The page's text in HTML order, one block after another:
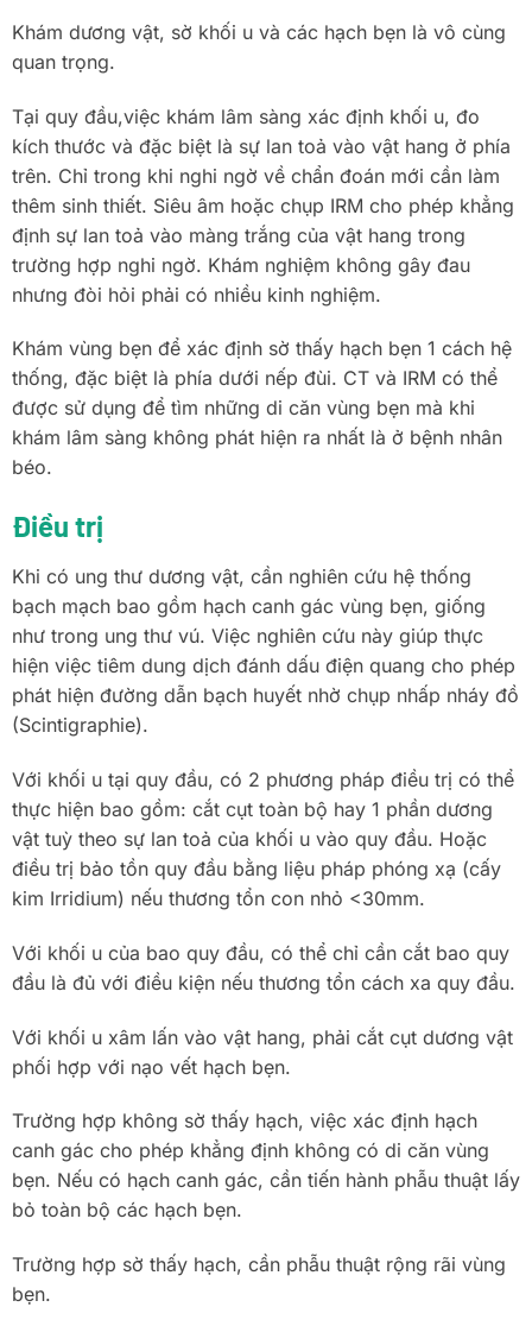
Khám dương vật, sờ khối u và các hạch bẹn là vô cùng
quan trọng.
Tại quy đầu,việc khám lâm sàng xác định khối u, đo
kích thước và đặc biệt là sự lan toả vào vật hang ở phía
trên. Chỉ trong khi nghi ngờ về chẩn đoán mới cần làm
thêm sinh thiết. Siêu âm hoặc chụp IRM cho phép khẳng
định sự lan toả vào màng trắng của vật hang trong
trường hợp nghi ngờ. Khám nghiệm không gây đau
nhưng đòi hỏi phải có nhiều kinh nghiệm.
Khám vùng bẹn để xác định sờ thấy hạch bẹn 1 cách hệ
thống, đặc biệt là phía dưới nếp đùi. CT và IRM có thể
được sử dụng để tìm những di căn vùng bẹn mà khi
khám lâm sàng không phát hiện ra nhất là ở bệnh nhân
béo.
Điều trị
Khi có ung thư dương vật, cần nghiên cứu hệ thống
bạch mạch bao gồm hạch canh gác vùng bẹn, giống
như trong ung thư vú. Việc nghiên cứu này giúp thực
hiện việc tiêm dung dịch đánh dấu điện quang cho phép
phát hiện đường dẫn bạch huyết nhờ chụp nhấp nháy đồ
(Scintigraphie).
Với khối u tại quy đầu, có 2 phương pháp điều trị có thể
thực hiện bao gồm: cắt cụt toàn bộ hay 1 phần dương
vật tuỳ theo sự lan toả của khối u vào quy đầu. Hoặc
điều trị bảo tồn quy đầu bằng liệu pháp phóng xạ (cấy
kim Irridium) nếu thương tổn con nhỏ <30mm.
Với khối u của bao quy đầu, có thể chỉ cần cắt bao quy
đầu là đủ với điều kiện nếu thương tổn cách xa quy đầu.
Với khối u xâm lấn vào vật hang, phải cắt cụt dương vật
phối hợp với nạo vết hạch bẹn.
Trường hợp không sờ thấy hạch, việc xác định hạch
canh gác cho phép khẳng định không có di căn vùng
bẹn. Nếu có hạch canh gác, cần tiến hành phẫu thuật lấy
bỏ toàn bộ các hạch bẹn.
Trường hợp sờ thấy hạch, cần phẫu thuật rộng rãi vùng
bẹn.